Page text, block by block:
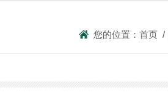
您的位置： 首页 /